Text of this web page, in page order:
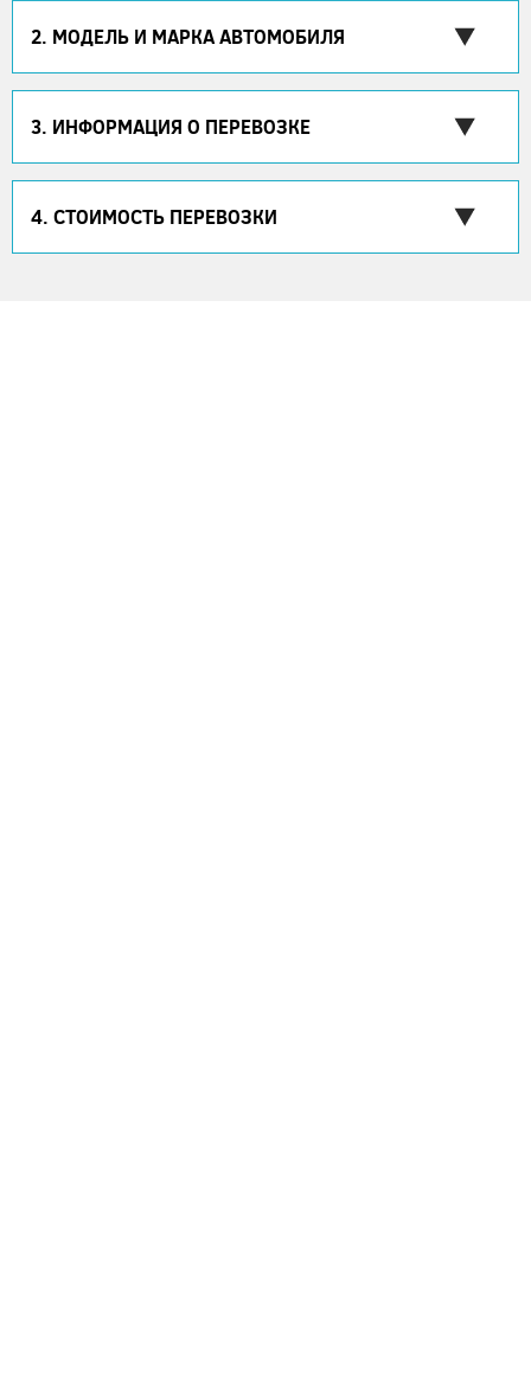
2. МОДЕЛЬ И МАРКА АВТОМОБИЛЯ
3. ИНФОРМАЦИЯ О ПЕРЕВОЗКЕ
4. СТОИМОСТЬ ПЕРЕВОЗКИ